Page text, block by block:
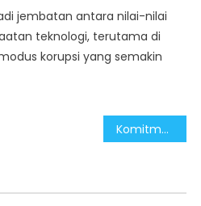
jembatan antara nilai-nilai
teknologi, terutama di
korupsi yang semakin
Komitmen Pemberantasan Korupsi Presiden Prabowo Tuai Pujian